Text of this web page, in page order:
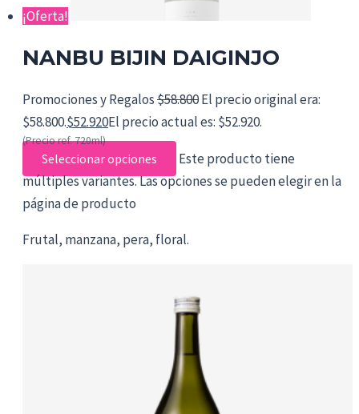
¡Oferta!
NANBU BIJIN DAIGINJO
Promociones y Regalos$58.800El precio original era:
$58.800.$52.920El precio actual es: $52.920.
(Precio ref. 720ml)
Seleccionar opciones
Este producto tiene
múltiples variantes. Las opciones se pueden elegir en la
página de producto
Frutal, manzana, pera, floral.